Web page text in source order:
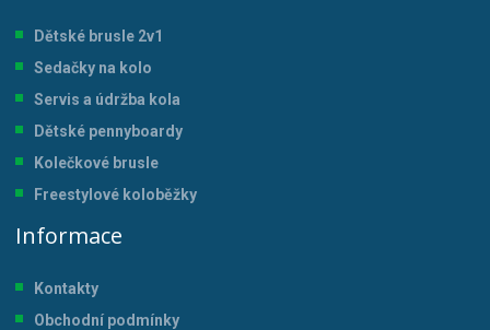
Dětské brusle 2v1
Sedačky na kolo
Servis a údržba kola
Dětské pennyboardy
Kolečkové brusle
Freestylové koloběžky
Informace
Kontakty
Obchodní podmínky